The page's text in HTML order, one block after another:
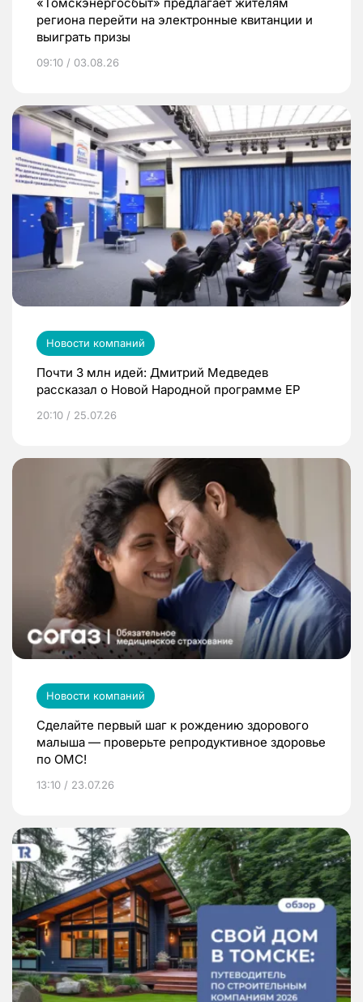
региона перейти на электронные квитанции и
выиграть призы
09:10 / 03.08.26
Новости компаний
Почти 3 млн идей: Дмитрий Медведев
рассказал о Новой Народной программе ЕР
20:10 / 25.07.26
Новости компаний
Сделайте первый шаг к рождению здорового
малыша — проверьте репродуктивное здоровье
по ОМС!
13:10 / 23.07.26